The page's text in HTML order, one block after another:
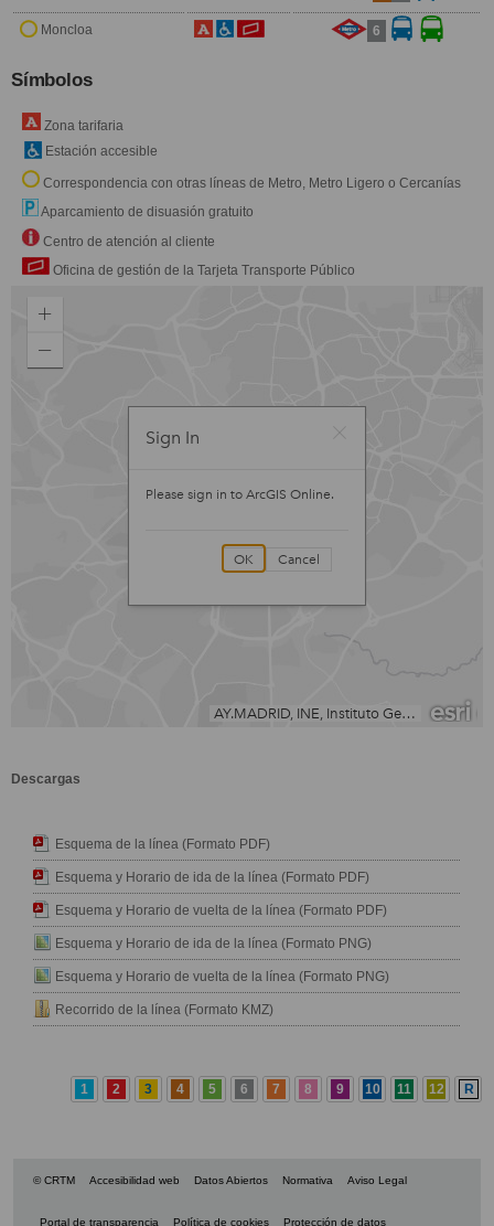
Moncloa 6
Símbolos
Zona tarifaria
Estación accesible
Correspondencia con otras líneas de Metro, Metro Ligero o Cercanías
Aparcamiento de disuasión gratuito
Centro de atención al cliente
Oficina de gestión de la Tarjeta Transporte Público
Descargas
Esquema de la línea (Formato PDF)
Esquema y Horario de ida de la línea (Formato PDF)
Esquema y Horario de vuelta de la línea (Formato PDF)
Esquema y Horario de ida de la línea (Formato PNG)
Esquema y Horario de vuelta de la línea (Formato PNG)
Recorrido de la línea (Formato KMZ)
1 2 3 4 5 6 7 8 9 10 11 12 R
© CRTM Accesibilidad web Datos Abiertos Normativa Aviso Legal
Portal de transparencia Política de cookies Protección de datos